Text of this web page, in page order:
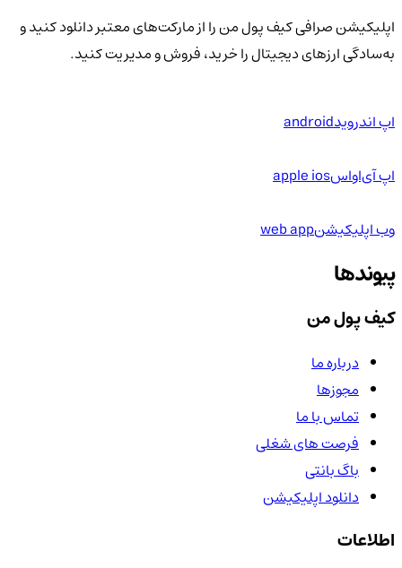
اپلیکیشن صرافی کیف پول من را از مارکت‌های معتبر دانلود کنید و
به‌سادگی ارزهای دیجیتال را خرید، فروش و مدیریت کنید.
اپ اندرویدandroid
اپ آی‌او‌اسapple ios
وب اپلیکیشنweb app
پیوندها
کیف پول من
درباره ما
مجوزها
تماس با ما
فرصت های شغلی
باگ بانتی
دانلود اپلیکیشن
اطلاعات